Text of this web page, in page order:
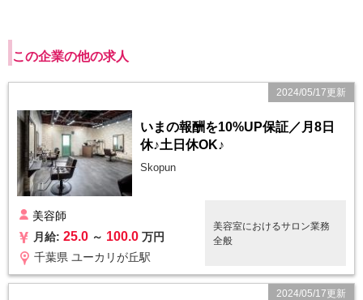
この企業の他の求人
2024/05/17更新
いまの報酬を10%UP保証／月8日
休♪土日休OK♪
Skopun
美容師
月給: 25.0 ～ 100.0 万円
千葉県 ユーカリが丘駅
美容室におけるサロン業務
全般
2024/05/17更新